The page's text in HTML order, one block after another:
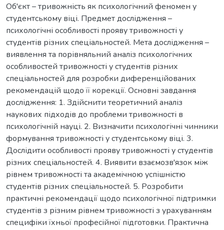
Об'єкт – тривожність як психологічний феномен у
студентському віці. Предмет дослідження –
психологічні особливості прояву тривожності у
студентів різних спеціальностей. Мета дослідження –
виявлення та порівняльний аналіз психологічних
особливостей тривожності у студентів різних
спеціальностей для розробки диференційованих
рекомендацій щодо її корекції. Основні завдання
дослідження: 1. Здійснити теоретичний аналіз
наукових підходів до проблеми тривожності в
психологічній науці. 2. Визначити психологічні чинники
формування тривожності у студентському віці. 3.
Дослідити особливості прояву тривожності у студентів
різних спеціальностей. 4. Виявити взаємозв'язок між
рівнем тривожності та академічною успішністю
студентів різних спеціальностей. 5. Розробити
практичні рекомендації щодо психологічної підтримки
студентів з різним рівнем тривожності з урахуванням
специфіки їхньої професійної підготовки. Практична